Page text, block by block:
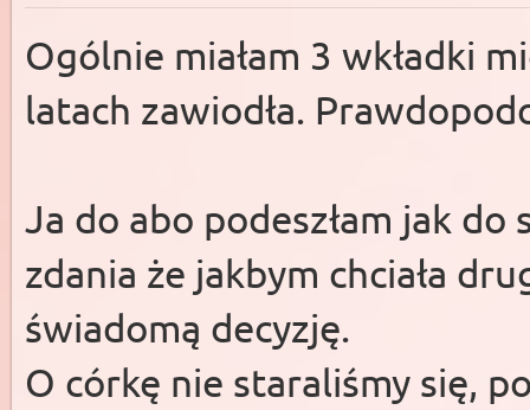
Ogólnie miałam 3 wkładki
latach zawiodła.
Ja do abo podeszłam jak
zdania że jakbym chciała
świadomą decyzję.
O córkę nie staraliśmy się,